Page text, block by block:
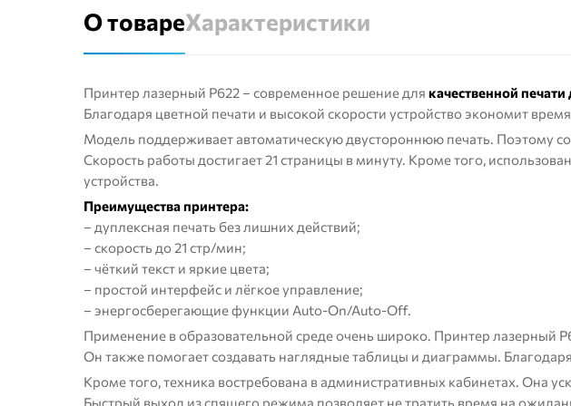
О товареХарактеристики
Принтер лазерный P622 – современное решение для качественной
Благодаря цветной печати и высокой скорости устройство экономит
Модель поддерживает автоматическую двустороннюю печать. Поэтому
Скорость работы достигает 21 страницы в минуту. Кроме того,
устройства.
Преимущества принтера:
– дуплексная печать без лишних действий;
– скорость до 21 стр/мин;
– чёткий текст и яркие цвета;
– простой интерфейс и лёгкое управление;
– энергосберегающие функции Auto-On/Auto-Off.
Применение в образовательной среде очень широко. Принтер лазерный
Он также помогает создавать наглядные таблицы и диаграммы.
Кроме того, техника востребована в административных кабинетах. Она
Быстрый выход из спящего режима позволяет не тратить время на